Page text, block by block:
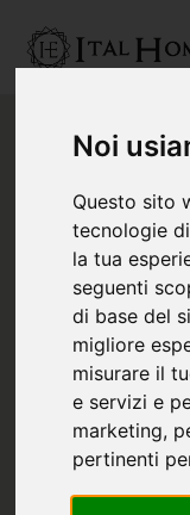
Noi
Questo sito
tecnologie
la tua
seguenti
di base del
migliore
misurare il
e servizi e
marketing,
pertinenti